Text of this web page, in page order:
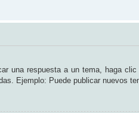
una respuesta a un tema, haga
Ejemplo: Puede publicar nuevos